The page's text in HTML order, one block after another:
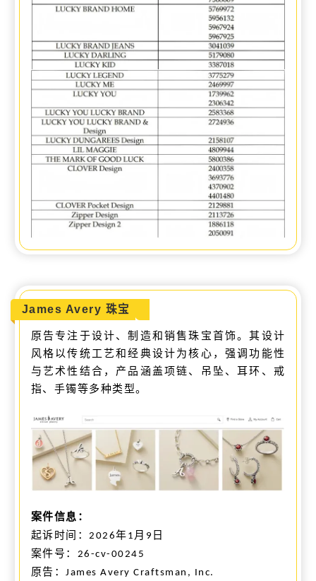
James Avery 珠宝
原告专注于设计、制造和销售珠宝首饰。其设计
风格以传统工艺和经典设计为核心，强调功能性
与艺术性结合，产品涵盖项链、吊坠、耳环、戒
指、手镯等多种类型。
案件信息：
起诉时间： 2026年 1 月 9 日
案件号： 26-cv-00245
原告 ： James Avery Craftsman, Inc.